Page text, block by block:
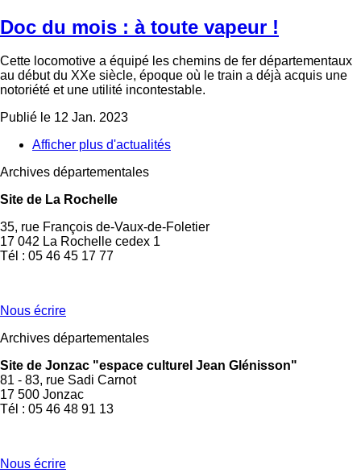
Doc du mois : à toute vapeur !
Cette locomotive a équipé les chemins de fer départementaux
au début du XXe siècle, époque où le train a déjà acquis une
notoriété et une utilité incontestable.
Publié le 12 Jan. 2023
Afficher plus d'actualités
Archives départementales
Site de La Rochelle
35, rue François de-Vaux-de-Foletier
17 042 La Rochelle cedex 1
Tél : 05 46 45 17 77
Nous écrire
Archives départementales
Site de Jonzac "espace culturel Jean Glénisson"
81 - 83, rue Sadi Carnot
17 500 Jonzac
Tél : 05 46 48 91 13
Nous écrire